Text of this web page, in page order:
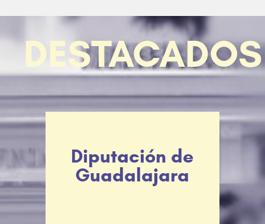
DESTACADOS
Diputación de
Guadalajara